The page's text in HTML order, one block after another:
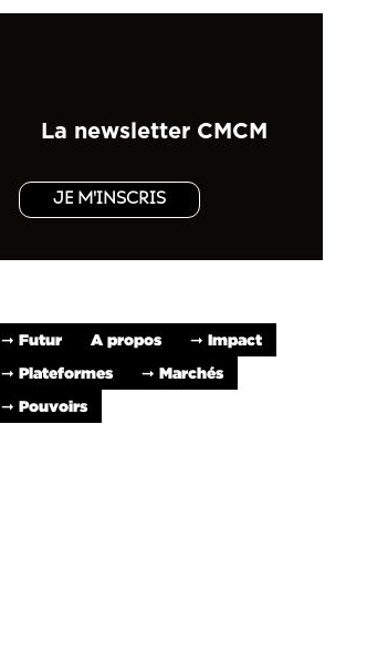
La newsletter CMCM
JE M'INSCRIS
➞ Futur A propos
➞ Impact
➞ Plateformes
➞ Marchés
➞ Pouvoirs